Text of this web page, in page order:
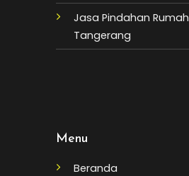
Jasa Pindahan Rumah
Tangerang
Menu
Beranda